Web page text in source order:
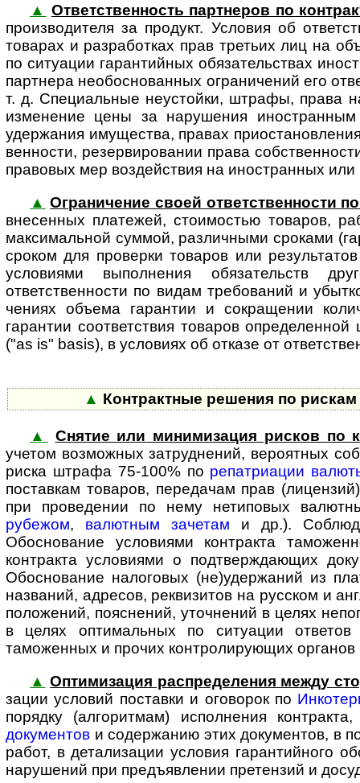
▲ Ответственность партнеров по
про­из­во­ди­теля за продукт. Условия об
товарах и разработках прав третьих лиц на
по ситуации гарантийных обязательствах
партнера необо­сно­ван­ных ограни­чений его
т. д. Специальные неустойки, штрафы, права
изменение цены за нарушения ино­стран­ным
удержания имущества, правах
венности, резервировании права
правовых мер воздействия на ино­стран­ных или
▲ Ограничение своей ответст­вен­ности
внесенных платежей, стоимостью товаров,
макси­мальной суммой, различными сроками
сроком для проверки товаров или
условиями выполнения обязательств
ответственности по видам требований и
чениях объема гарантии и сокращении
гарантии соответствия товаров
("as is" basis), в условиях об отказе от
▲ Контрактные решения по
▲
Снятие или минимизация рисков по
учетом воз­мож­ных затруд­нений, вероятных
риска штрафа 75-100% по репатриации
поставкам товаров, передачам прав
при проведении по нему нетиповых
рубежом, валютным зачетам и др.).
Обоснование условиями контракта
контракта условиями о подтверж­дающих
Обоснование налоговых (не)удержаний из
названий, адресов, реквизитов на русском и
положений, пояснений, уточнений в целях
в целях оптимальных по ситуации
таможенных и прочих конт­ро­ли­ру­ю­щих
▲ Оптимизация распределения между
за­ции условий поставки и оговорок по
порядку (алгоритмам) исполнения
документов и содержанию этих документов, в
работ, в детали­зации условия гарантийного
нарушений при предъ­явлении претензий и